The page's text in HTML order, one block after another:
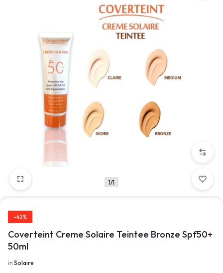
1/1
-42%
Coverteint Creme Solaire Teintee Bronze Spf50+
50ml
in Solaire